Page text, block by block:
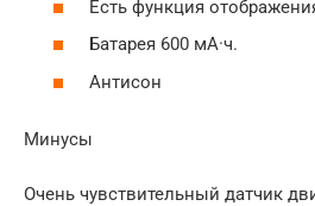
Есть функция
Батарея 600 мА·ч.
Антисон
Минусы
Очень чувствительный датчик